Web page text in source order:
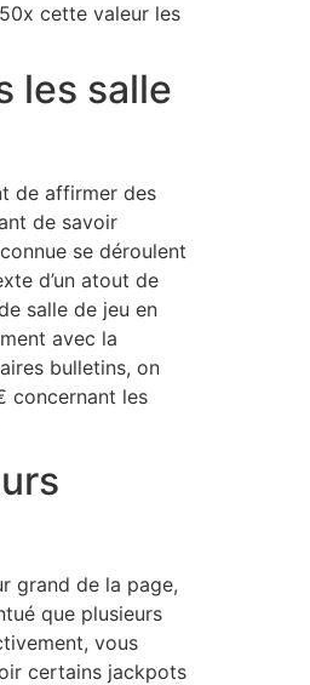
cette valeur les
les salle
de affirmer des
de savoir
se déroulent
d’un atout de
salle de jeu en
avec la
bulletins, on
concernant les
grand de la page,
que plusieurs
vous
certains jackpots